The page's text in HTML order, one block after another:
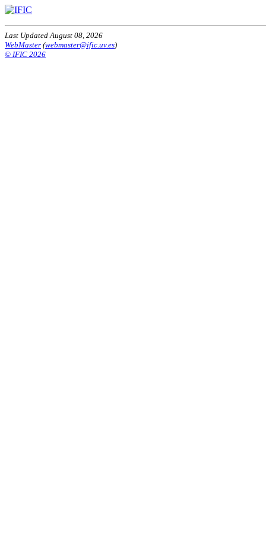
Last Updated August 08, 2026
WebMaster (webmaster@ific.uv.es)
© IFIC 2026